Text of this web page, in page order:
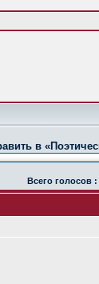
в
Всего голосов :